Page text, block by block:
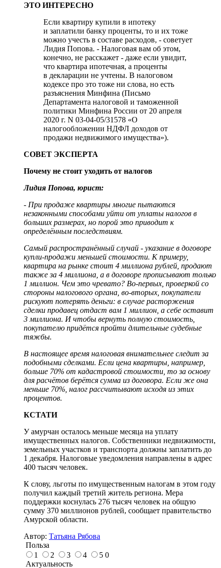
ЭТО ИНТЕРЕСНО
Если квартиру купили в ипотеку
и заплатили банку проценты, то и их тоже
можно учесть в составе расходов, - советует
Лидия Попова. - Налоговая вам об этом,
конечно, не расскажет - даже если увидит,
что квартира ипотечная, а проценты
в декларации не учтены. В налоговом
кодексе про это тоже ни слова, но есть
разъяснения Минфина (Письмо
Департамента налоговой и таможенной
политики Минфина России от 20 апреля
2020 г. N 03-04-05/31578 «О
налогообложении НДФЛ доходов от
продажи недвижимого имущества»).
СОВЕТ ЭКСПЕРТА
Почему не стоит уходить от налогов
Лидия Попова, юрист:
- При продаже квартиры многие пытаются
незаконными способами уйти от уплаты налогов в
больших размерах, но порой это приводит к
определённым последствиям.
Самый распространённый случай - указание в договоре
купли-продажи меньшей стоимости. К примеру,
квартира на рынке стоит 4 миллиона рублей, продают
также за 4 миллиона, а в договоре прописывают только
1 миллион. Чем это чревато? Во-первых, проверкой со
стороны налогового органа, во-вторых, покупатели
рискуют потерять деньги: в случае расторжения
сделки продавец отдаст вам 1 миллион, а себе оставит
3 миллиона. И чтобы вернуть полную стоимость,
покупателю придётся пройти длительные судебные
тяжбы.
В настоящее время налоговая внимательнее следит за
подобными сделками. Если цена квартиры, например,
больше 70% от кадастровой стоимости, то за основу
для расчётов берётся сумма из договора. Если же она
меньше 70%, налог рассчитывают исходя из этих
процентов.
КСТАТИ
У амурчан осталось меньше месяца на уплату
имущественных налогов. Собственники недвижимости,
земельных участков и транспорта должны заплатить до
1 декабря. Налоговые уведомления направлены в адрес
400 тысяч человек.
К слову, льготы по имущественным налогам в этом году
получил каждый третий житель региона. Мера
поддержки коснулась 276 тысяч человек на общую
сумму 370 миллионов рублей, сообщает правительство
Амурской области.
Автор: Татьяна Рябова
Польза
1
2 3 4 5 0
Актуальность